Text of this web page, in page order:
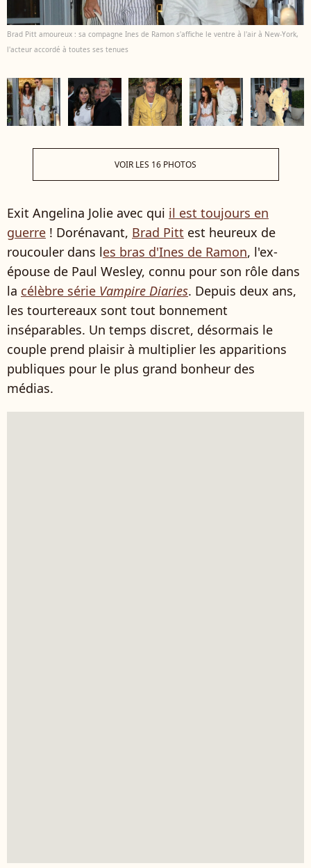
Brad Pitt amoureux : sa compagne Ines de Ramon s'affiche le ventre à l'air à New-York,
l'acteur accordé à toutes ses tenues
VOIR LES 16 PHOTOS
Exit Angelina Jolie avec qui il est toujours en
guerre ! Dorénavant, Brad Pitt est heureux de
roucouler dans les bras d'Ines de Ramon, l'ex-
épouse de Paul Wesley, connu pour son rôle dans
la célèbre série Vampire Diaries. Depuis deux ans,
les tourtereaux sont tout bonnement
inséparables. Un temps discret, désormais le
couple prend plaisir à multiplier les apparitions
publiques pour le plus grand bonheur des
médias.